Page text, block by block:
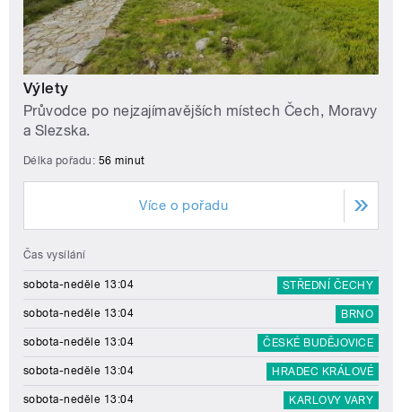
Výlety
Průvodce po nejzajímavějších místech Čech, Moravy
a Slezska.
Délka pořadu: 56 minut
Více o pořadu
Čas vysílání
sobota-neděle 13:04 STŘEDNÍ ČECHY
sobota-neděle 13:04 BRNO
sobota-neděle 13:04 ČESKÉ BUDĚJOVICE
sobota-neděle 13:04 HRADEC KRÁLOVÉ
sobota-neděle 13:04 KARLOVY VARY